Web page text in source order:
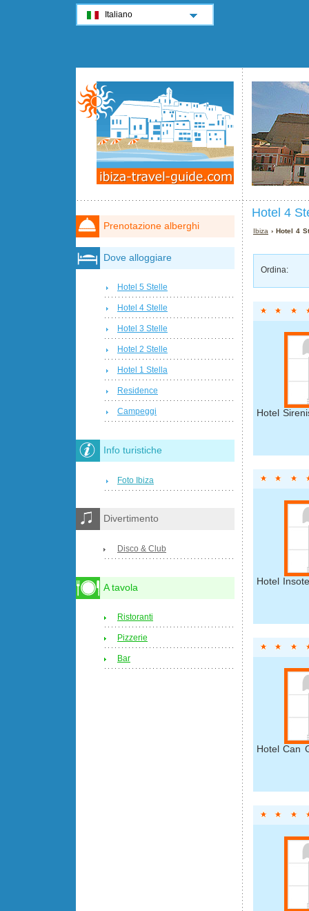
Hotel 4
Ibiza › Hotel 4
Ordina:
Hotel
Hotel
Hotel Can
Prenotazione alberghi
Dove alloggiare
Hotel 5 Stelle
Hotel 4 Stelle
Hotel 3 Stelle
Hotel 2 Stelle
Hotel 1 Stella
Residence
Campeggi
Info turistiche
Foto Ibiza
Divertimento
Disco & Club
A tavola
Ristoranti
Pizzerie
Bar
Italiano